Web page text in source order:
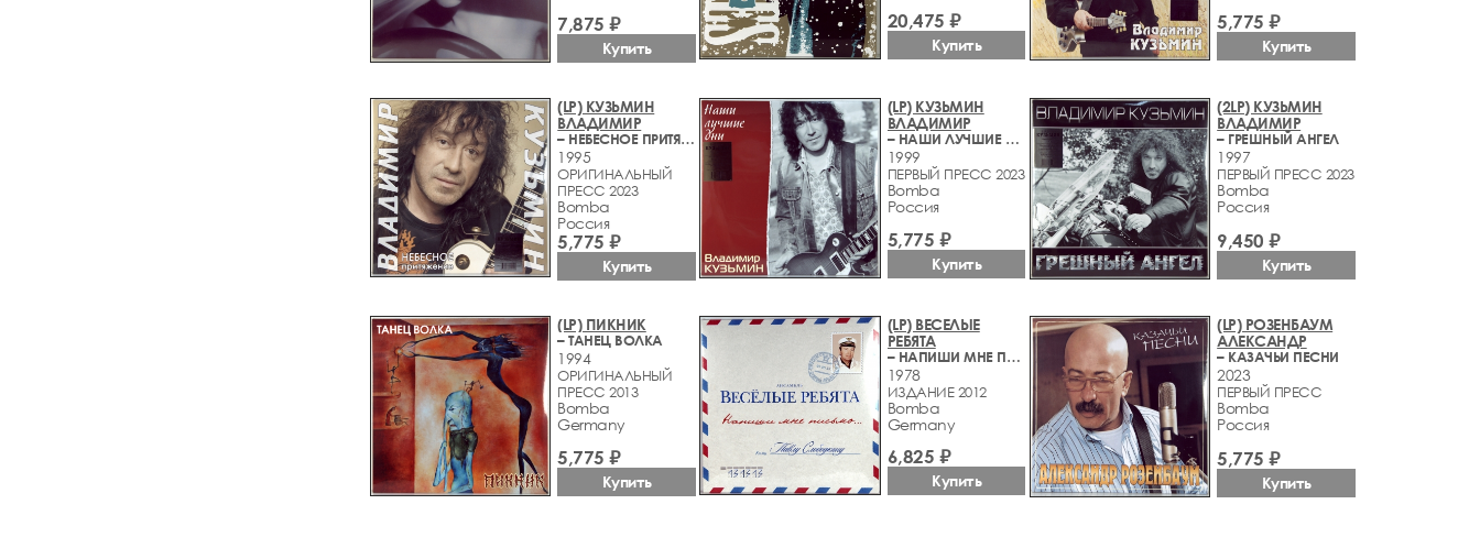
7,875 ₽
Купить
20,475 ₽
Купить
5,775 ₽
Купить
(LP) КУЗЬМИН
ВЛАДИМИР
– НЕБЕСНОЕ ПРИТЯЖЕНИЕ
1995
ОРИГИНАЛЬНЫЙ
ПРЕСС 2023
Bomba
Россия
5,775 ₽
Купить
(LP) КУЗЬМИН
ВЛАДИМИР
– НАШИ ЛУЧШИЕ ДНИ
1999
ПЕРВЫЙ ПРЕСС 2023
Bomba
Россия
5,775 ₽
Купить
(2LP) КУЗЬМИН
ВЛАДИМИР
– ГРЕШНЫЙ АНГЕЛ
1997
ПЕРВЫЙ ПРЕСС 2023
Bomba
Россия
9,450 ₽
Купить
(LP) ПИКНИК
– ТАНЕЦ ВОЛКА
1994
ОРИГИНАЛЬНЫЙ
ПРЕСС 2013
Bomba
Germany
5,775 ₽
Купить
(LP) ВЕСЕЛЫЕ
РЕБЯТА
– НАПИШИ МНЕ ПИСЬМО
1978
ИЗДАНИЕ 2012
Bomba
Germany
6,825 ₽
Купить
(LP) РОЗЕНБАУМ
АЛЕКСАНДР
– КАЗАЧЬИ ПЕСНИ
2023
ПЕРВЫЙ ПРЕСС
Bomba
Россия
5,775 ₽
Купить